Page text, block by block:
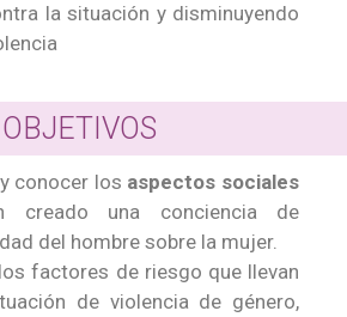
la situación y disminuyendo
OBJETIVOS
conocer los aspectos sociales
creado una conciencia de
del hombre sobre la mujer.
factores de riesgo que llevan
de violencia de género,